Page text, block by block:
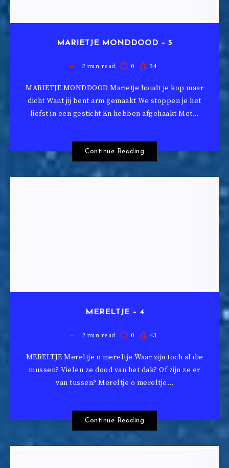
MARIETJE MONDDOOD – 5
2 min read 0 34
MARIETJE MONDDOOD Marietje houdt je kop maar
dicht Want jij bent arm gemaakt We stoppen je het
liefst in een gesticht En hebben afgehaakt Met…
Continue Reading
MERELTJE – 4
2 min read 0 43
MERELTJE Mereltje o mereltje Waar zijn toch al die
mussen? Vielen ze dood van het dak? Of zijn ze er
van tussen? Mereltje o mereltje…
Continue Reading